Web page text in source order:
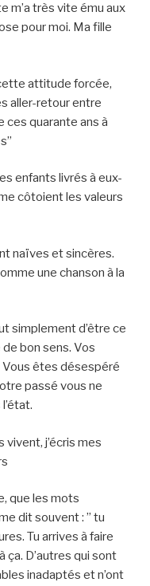
m’a très vite ému aux
pour moi. Ma fille
attitude forcée,
aller-retour entre
quarante ans à
enfants livrés à eux-
côtoient les valeurs
naïves et sincères.
une chanson à la
simplement d’être ce
bon sens. Vos
êtes désespéré
passé vous ne
vivent, j’écris mes
que les mots
dit souvent : ” tu
Tu arrives à faire
ça. D’autres qui sont
inadaptés et n’ont